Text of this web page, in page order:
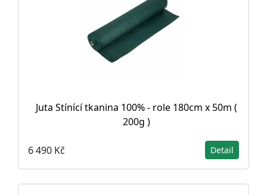
Juta Stínící tkanina 100% - role 180cm x 50m (
200g )
6 490 Kč Detail